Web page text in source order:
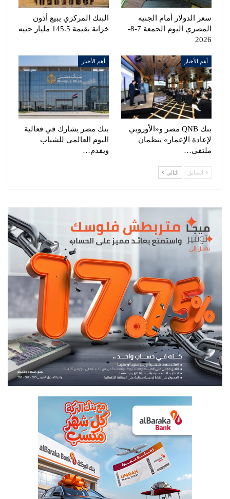
سعر الدولار أمام الجنيه
المصري اليوم الجمعة 7-8-
2026
البنك المركزي يبيع أذون
خزانة بقيمة 145.5 مليار جنيه
أهم الأخبار
بنك QNB مصر و«الأوروبي
لإعادة الإعمار» ينظمان
ملتقى…
أهم الأخبار
بنك مصر يشارك في فعالية
اليوم العالمي للشباب
ويقدم…
السابق التالي